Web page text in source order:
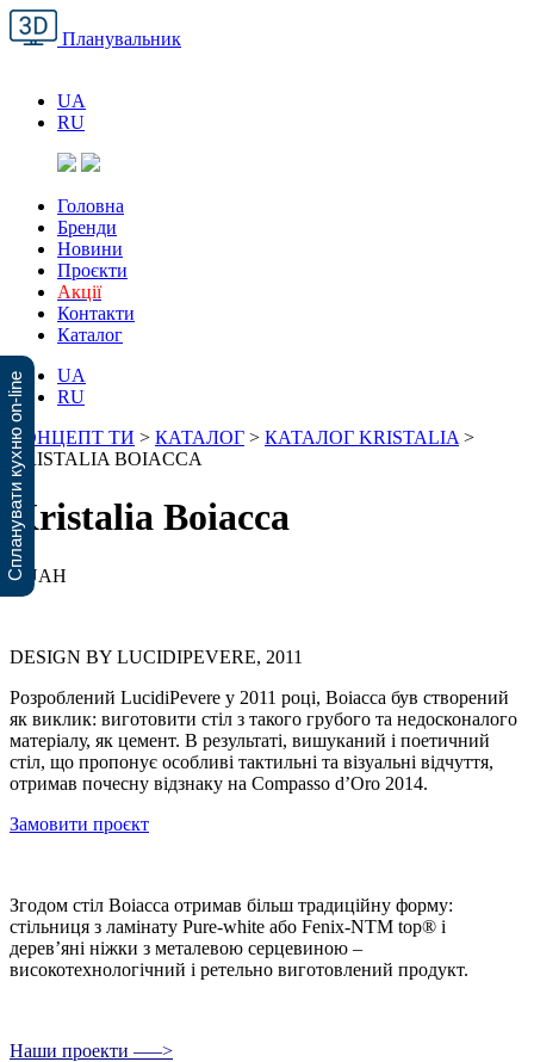
Планувальник
UA
RU
Головна
Бренди
Новини
Проєкти
Акції
Контакти
Каталог
UA
RU
КОНЦЕПТ ТИ > КАТАЛОГ > КАТАЛОГ KRISTALIA >
KRISTALIA BOIACCA
Kristalia Boiacca
0 UAH
DESIGN BY LUCIDIPEVERE, 2011
Розроблений LucidiPevere у 2011 році, Boiacca був створений
як виклик: виготовити стіл з такого грубого та недосконалого
матеріалу, як цемент. В результаті, вишуканий і поетичний
стіл, що пропонує особливі тактильні та візуальні відчуття,
отримав почесну відзнаку на Compasso d’Oro 2014.
Замовити проєкт
Згодом стіл Boiacca отримав більш традиційну форму:
стільниця з ламінату Pure-white або Fenix-NTM top® і
дерев’яні ніжки з металевою серцевиною –
високотехнологічний і ретельно виготовлений продукт.
Наши проекти —–>
Спланувати кухню on-line